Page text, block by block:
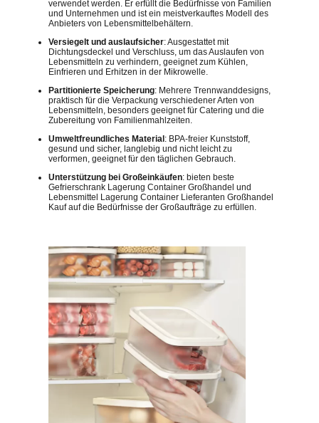
verwendet werden. Er erfüllt die Bedürfnisse von Familien
und Unternehmen und ist ein meistverkauftes Modell des
Anbieters von Lebensmittelbehältern.
Versiegelt und auslaufsicher: Ausgestattet mit
Dichtungsdeckel und Verschluss, um das Auslaufen von
Lebensmitteln zu verhindern, geeignet zum Kühlen,
Einfrieren und Erhitzen in der Mikrowelle.
Partitionierte Speicherung: Mehrere Trennwanddesigns,
praktisch für die Verpackung verschiedener Arten von
Lebensmitteln, besonders geeignet für Catering und die
Zubereitung von Familienmahlzeiten.
Umweltfreundliches Material : BPA-freier Kunststoff,
gesund und sicher, langlebig und nicht leicht zu
verformen, geeignet für den täglichen Gebrauch.
Unterstützung bei Großeinkäufen: bieten beste
Gefrierschrank Lagerung Container Großhandel und
Lebensmittel Lagerung Container Lieferanten Großhandel
Kauf auf die Bedürfnisse der Großaufträge zu erfüllen.